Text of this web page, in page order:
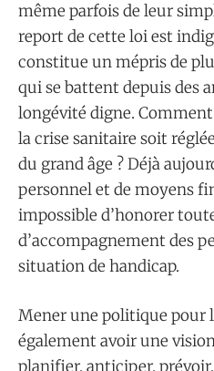
même parfois de leur
report de cette loi est
constitue un mépris de
qui se battent depuis des
longévité digne.
la crise sanitaire soit
du grand âge ? Déjà
personnel et de moyens
impossible d’honorer
d’accompagnement des
situation de handicap.
Mener une politique pour
également avoir une
planifier, anticiper,